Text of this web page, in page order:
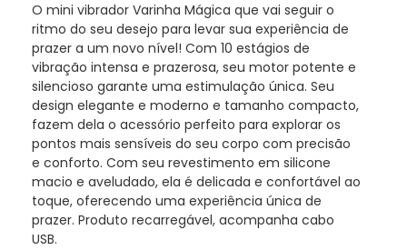
O mini vibrador Varinha Mágica que vai seguir o
ritmo do seu desejo para levar sua experiência de
prazer a um novo nível! Com 10 estágios de
vibração intensa e prazerosa, seu motor potente e
silencioso garante uma estimulação única. Seu
design elegante e moderno e tamanho compacto,
fazem dela o acessório perfeito para explorar os
pontos mais sensíveis do seu corpo com precisão
e conforto. Com seu revestimento em silicone
macio e aveludado, ela é delicada e confortável ao
toque, oferecendo uma experiência única de
prazer. Produto recarregável, acompanha cabo
USB.